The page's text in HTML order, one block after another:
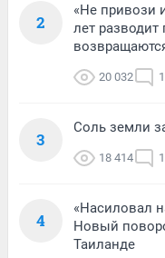
2
«Не привози
лет разводит
20 032
3
Соль земли
18 414
4
«Насиловал
Новый
Таиланде